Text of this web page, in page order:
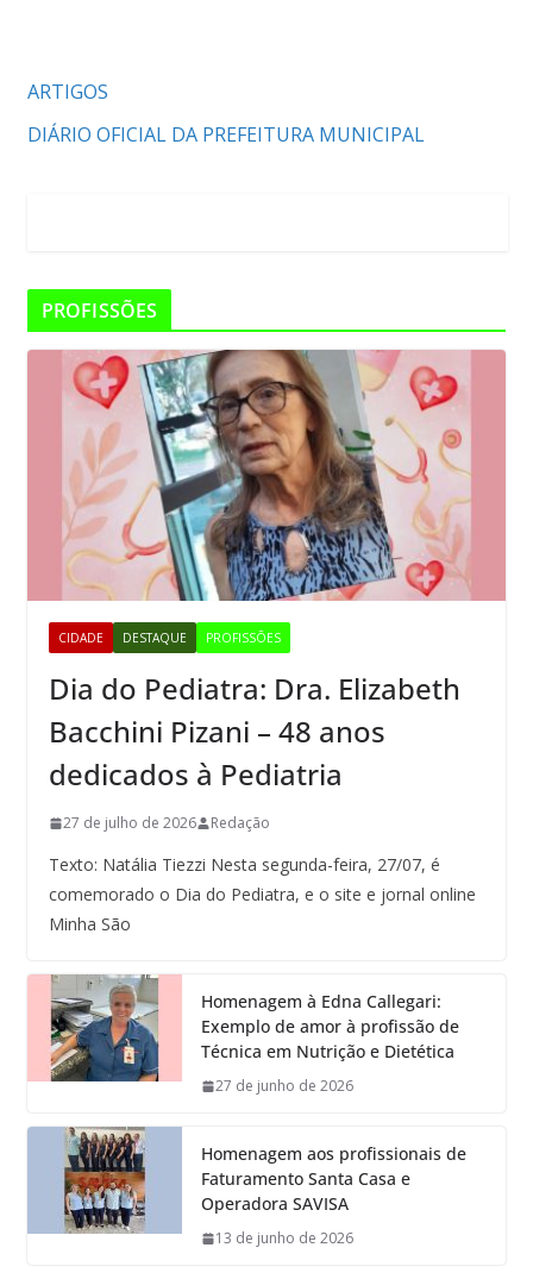
ARTIGOS
DIÁRIO OFICIAL DA PREFEITURA MUNICIPAL
PROFISSÕES
CIDADE DESTAQUE PROFISSÕES
Dia do Pediatra: Dra. Elizabeth
Bacchini Pizani – 48 anos
dedicados à Pediatria
27 de julho de 2026 Redação
Texto: Natália Tiezzi Nesta segunda-feira, 27/07, é
comemorado o Dia do Pediatra, e o site e jornal online
Minha São
Homenagem à Edna Callegari:
Exemplo de amor à profissão de
Técnica em Nutrição e Dietética
27 de junho de 2026
Homenagem aos profissionais de
Faturamento Santa Casa e
Operadora SAVISA
13 de junho de 2026